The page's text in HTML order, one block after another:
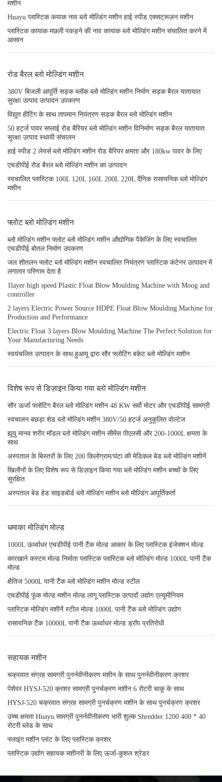
मशीन
Huayu प्लास्टिक कयाक नाव ब्लो मोल्डिंग मशीन हाई स्पीड एक्सट्रूज़न मशीन
प्लास्टिक कायाक मछली पकड़ने की नाव कायाक ब्लो मोल्डिंग मशीन संचालित करने में
आसान
रोड बैरल ब्लो मोल्डिंग मशीन
380V बिजली आपूर्ति सड़क ब्लॉक ब्लो मोल्डिंग मशीन निर्माण सड़क बैरल यातायात
सुरक्षा उत्पाद उत्पादन उपकरण
विद्युत हीटिंग के साथ तापमान नियंत्रण सड़क बैरल ब्लो मोल्डिंग मशीन
50 हर्ट्ज पावर सप्लाई रोड बैरियर ब्लो मोल्डिंग मशीन विनिर्माण सड़क बैरल यातायात
सुरक्षा उत्पाद स्थायी संचालन
हाई स्पीड 2 लेयर्स ब्लो मोल्डिंग मशीन रोड बैरियर क्षमता और 180kw पावर के लिए
एचडीपीई रोड बैरल ब्लो मोल्डिंग मशीन का उत्पादन
स्वचालित प्लास्टिक 100L 120L 160L 200L 220L दैनिक रासायनिक ब्लो मोल्डिंग
मशीन
फ्लोट ब्लो मोल्डिंग मशीन
ब्लो मोल्डिंग मशीन फ्लोट ब्लो मोल्डिंग मशीन औद्योगिक पैकेजिंग के लिए स्वचालित
एचडीपीई बोतल निर्माण उपकरण
जल शीतलन फ्लोट ब्लो मोल्डिंग मशीन स्वचालित नियंत्रण प्लास्टिक कंटेनर उत्पादन में
लगातार परिणाम देता है
1layer high speed Plastic Float Blow Moulding Machine with Moog and
controller
2 layers Electric Power Source HDPE Float Blow Moulding Machine for
Production and Performance
Electric Float 3 layers Blow Moulding Machine The Perfect Solution for
Your Manufacturing Needs
स्वयंचलित उत्पादन के साथ हुआयू द्वारा सौर फ्लोटिंग बकेट ब्लो मोल्डिंग मशीन
विशेष रूप से डिज़ाइन किया गया ब्लो मोल्डिंग मशीन
सौर ऊर्जा फ्लोटिंग बैरल ब्लो मोल्डिंग मशीन 48 KW सर्वो मोटर और एचडीपीई सामग्री
स्वचालन बछड़ा शेड ब्लो मोल्डिंग मशीन 380V/50 हर्ट्ज अनुकूलित वोल्टेज
ह्यूयू मानव शरीर मॉडल ब्लो मोल्डिंग मशीन सीमेंस पीएलसी और 200-1000L क्षमता के
साथ
अस्पताल के बिस्तरों के लिए 200 किलोग्राम/घंटा की मेडिकल बेड ब्लो मोल्डिंग मशीनें
खिलौनों के लिए विशेष रूप से डिज़ाइन किया गया ब्लो मोल्डिंग मशीन बच्चों के लिए
सुरक्षित
अस्पताल बेड हेड साइडबोर्ड ब्लो मोल्डिंग मशीन ब्लो मोल्डिंग आपूर्तिकर्ता
धमाका मोल्डिंग मोल्ड
1000L ऊर्ध्वाधर एचडीपीई पानी टैंक मोल्ड आकार के लिए प्लास्टिक इंजेक्शन मोल्ड
कारखाने कस्टम मोल्ड निर्माता प्लास्टिक प्लास्टिक ब्लो मोल्डिंग मोल्ड 1000L पानी टैंक
मोल्ड
क्षैतिज 5000L पानी टैंक ब्लो मोल्डिंग मशीन मोल्ड स्टील
एचडीपीई फूंक मोल्ड मशीन मोल्ड लागू प्लास्टिक उत्पादों उद्योग एल्यूमीनियम
प्लास्टिक मोल्डिंग मशीनें स्टील मोल्ड 1000L पानी टैंक ब्लो मोल्डिंग उद्योग
रासायनिक टैंक 10000L पानी टैंक ऊर्ध्वाधर मोल्ड ड्रॉप प्रतिरोधी
सहायक मशीन
चक्रवात संग्रह सामग्री पुनर्नवीनीकरण मशीन के साथ पुनर्नवीनीकरण क्रशर
पेशेवर HYSJ-520 क्रशर सामग्री पुनर्चक्रण मशीन 6 रोटरी चाकू के साथ
HYSJ-520 चक्रवात संग्रह सामग्री पुनर्चक्रण मशीन के साथ पुनर्चक्रण क्रशर
उच्च क्षमता Huayu सामग्री पुनर्नवीनीकरण भारी शुल्क Shredder 1200 400 * 40
रोटरी ब्लेड के साथ
फ्लाइंग मशीन प्लांट के लिए प्लास्टिक क्रशर
प्लास्टिक उद्योग सहायक मशीनरी के लिए ऊर्जा-कुशल श्रेडर